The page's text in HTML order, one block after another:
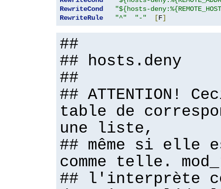
RewriteCond
"${hosts-
RewriteRule
"^" "-" [F]
##
## hosts.deny
##
## ATTENTION!
table de
une liste,
## même si elle
comme telle.
## l'interprète